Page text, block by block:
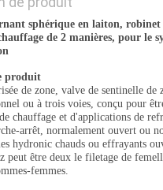
sphérique en laiton,
de 2 manières, pour le
produit
de zone, valve de sentinelle de
ou à trois voies, conçu pour
chauffage et d'applications de
arrêt, normalement ouvert ou
hydronic chauds ou effrayants
peut être deux le filetage de
femmes.